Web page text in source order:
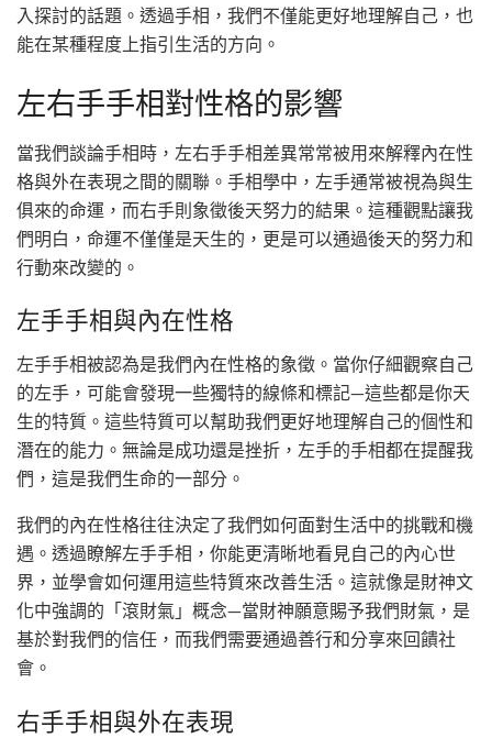
入探討的話題。透過手相，我們不僅能更好地理解自己，也
能在某種程度上指引生活的方向。
左右手手相對性格的影響
當我們談論手相時，左右手手相差異常常被用來解釋內在性
格與外在表現之間的關聯。手相學中，左手通常被視為與生
俱來的命運，而右手則象徵後天努力的結果。這種觀點讓我
們明白，命運不僅僅是天生的，更是可以通過後天的努力和
行動來改變的。
左手手相與內在性格
左手手相被認為是我們內在性格的象徵。當你仔細觀察自己
的左手，可能會發現一些獨特的線條和標記—這些都是你天
生的特質。這些特質可以幫助我們更好地理解自己的個性和
潛在的能力。無論是成功還是挫折，左手的手相都在提醒我
們，這是我們生命的一部分。
我們的內在性格往往決定了我們如何面對生活中的挑戰和機
遇。透過瞭解左手手相，你能更清晰地看見自己的內心世
界，並學會如何運用這些特質來改善生活。這就像是財神文
化中強調的「滾財氣」概念—當財神願意賜予我們財氣，是
基於對我們的信任，而我們需要通過善行和分享來回饋社
會。
右手手相與外在表現